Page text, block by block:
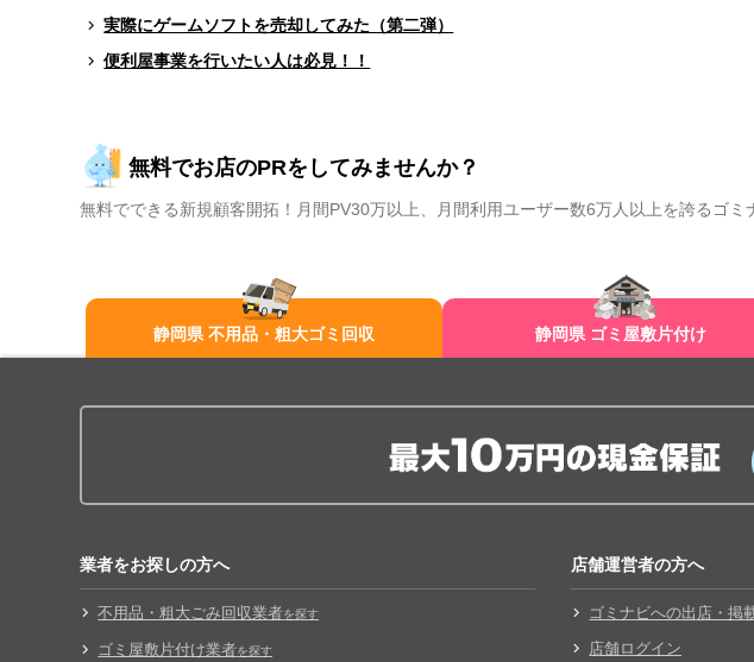
実際にゲームソフトを売却してみた（第二弾）
便利屋事業を行いたい人は必見！！
無料でお店のPRをしてみませんか？
無料でできる新規顧客開拓！月間PV30万以上、月間利用ユーザー数6万人以上を誇るゴミ
静岡県 不用品・粗大ゴミ回収 静岡県 ゴミ屋敷片付け
業者をお探しの方へ
不用品・粗大ごみ回収業者を探す
ゴミ屋敷片付け業者を探す
店舗運営者の方へ
ゴミナビへの出店・掲
店舗ログイン